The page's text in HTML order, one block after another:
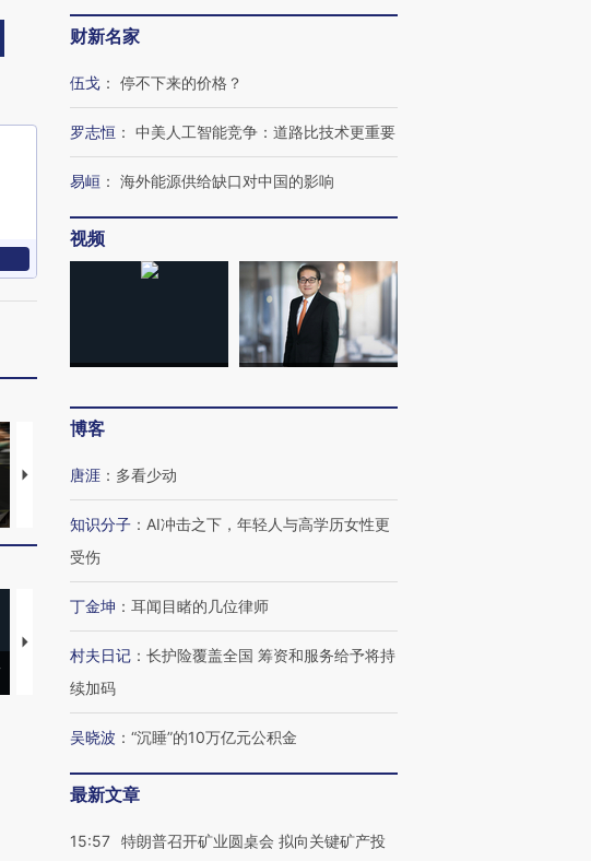
马航飞行员跨国走私7万
粒摇头丸 尿检体内含3种
度Z世代 用街头抗争将教
育部长拱下台
机”？难民潮撕裂西班牙
飞地休达
【推广】走进第四届链博
会，让数智科技“链”接产
【特别呈现】寻找100种
CFO：不靠规模取胜，华
财新名家
伍戈 ： 停不下来的价格？
罗志恒 ： 中美人工智能竞争：道路比技术更重要
易峘 ： 海外能源供给缺口对中国的影响
视频
博客
唐涯 ： 多看少动
知识分子 ： AI冲击之下，年轻人与高学历女性更
受伤
丁金坤 ： 耳闻目睹的几位律师
村夫日记 ： 长护险覆盖全国 筹资和服务给予将持
续加码
吴晓波 ： “沉睡”的10万亿元公积金
最新文章
15:57 特朗普召开矿业圆桌会 拟向关键矿产投